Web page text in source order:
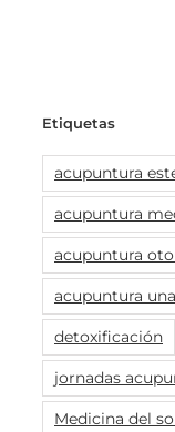
Etiquetas
acupuntura
acupuntura
acupuntura
acupuntura
detoxificación
jornadas
Medicina del